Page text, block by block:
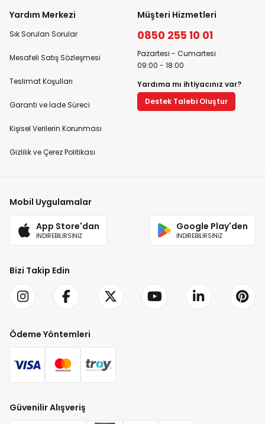
Yardım Merkezi
Sık Sorulan Sorular
Mesafeli Satış Sözleşmesi
Teslimat Koşulları
Garanti ve İade Süreci
Kişisel Verilerin Korunması
Gizlilik ve Çerez Politikası
Müşteri Hizmetleri
0850 255 10 01
Pazartesi - Cumartesi
09:00 - 18:00
Yardıma mı ihtiyacınız var?
Destek Talebi Oluştur
Mobil Uygulamalar
App Store'dan
İNDİREBİLİRSİNİZ
Google Play'den
İNDİREBİLİRSİNİZ
Bizi Takip Edin
Ödeme Yöntemleri
Güvenilir Alışveriş